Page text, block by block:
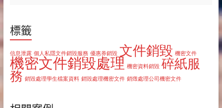
標籤
信息泄露 個人私隱文件銷毀服務 優惠券銷毀 文件銷毀 機密文件
機密文件銷毀處理 機密資料銷毀 碎紙服
務 銷毀處理學生檔案資料 銷毀處理機密文件 銷燬處理公司機密文件